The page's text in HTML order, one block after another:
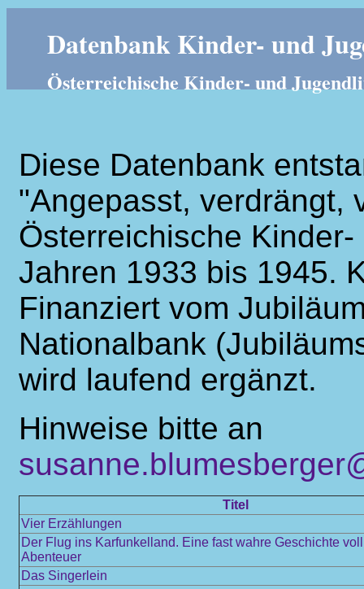
Datenbank Kinder- und
Österreichische Kinder- und
Diese Datenbank
"Angepasst, verdrängt,
Österreichische
Jahren 1933 bis 1945.
Finanziert vom
Nationalbank
wird laufend ergänzt.
Hinweise bitte an
Titel
Vier Erzählungen
Der Flug ins Karfunkelland. Eine fast wahre Geschichte
Abenteuer
Das Singerlein